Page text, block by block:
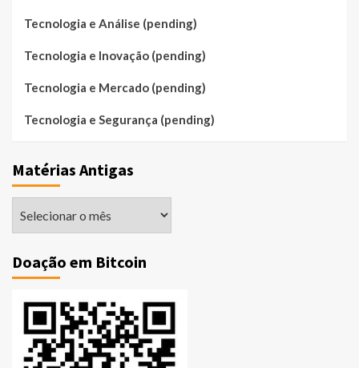
Tecnologia e Análise (pending)
Tecnologia e Inovação (pending)
Tecnologia e Mercado (pending)
Tecnologia e Segurança (pending)
Matérias Antigas
Doação em Bitcoin